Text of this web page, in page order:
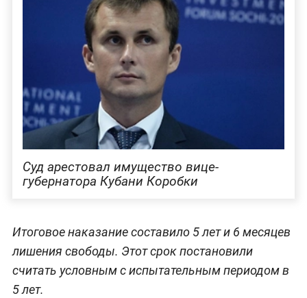
Суд арестовал имущество вице-
губернатора Кубани Коробки
Итоговое наказание составило 5 лет и 6 месяцев
лишения свободы. Этот срок постановили
считать условным с испытательным периодом в
5 лет.